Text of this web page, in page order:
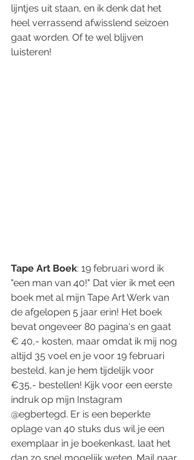
lijntjes uit staan, en ik denk dat het
heel verrassend afwisslend seizoen
gaat worden. Of te wel blijven
luisteren!
Tape Art Boek: 19 februari word ik
"een man van 40!" Dat vier ik met een
boek met al mijn Tape Art Werk van
de afgelopen 5 jaar erin! Het boek
bevat ongeveer 80 pagina's en gaat
€ 40,- kosten, maar omdat ik mij nog
altijd 35 voel en je voor 19 februari
besteld, kan je hem tijdelijk voor
€35,- bestellen! Kijk voor een eerste
indruk op mijn Instagram
@egbertegd. Er is een beperkte
oplage van 40 stuks dus wil je een
exemplaar in je boekenkast, laat het